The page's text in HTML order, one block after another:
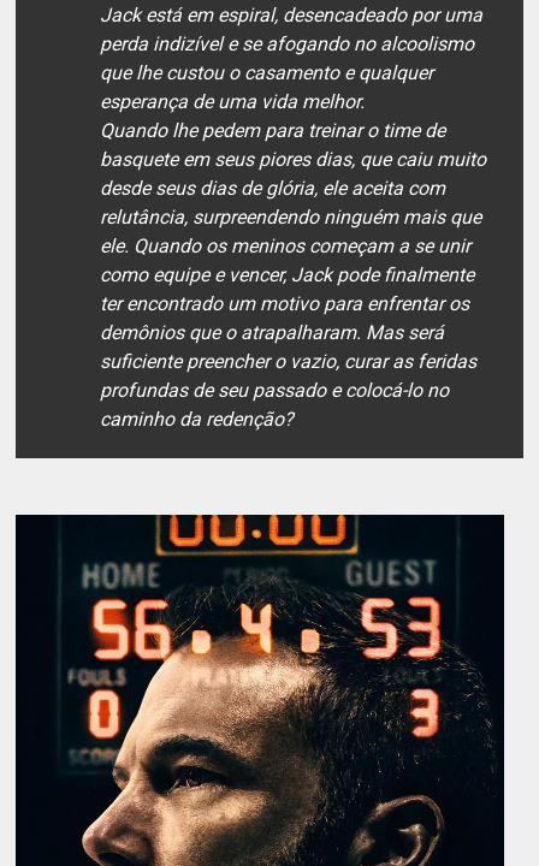
Jack está em espiral, desencadeado por uma
perda indizível e se afogando no alcoolismo
que lhe custou o casamento e qualquer
esperança de uma vida melhor.
Quando lhe pedem para treinar o time de
basquete em seus piores dias, que caiu muito
desde seus dias de glória, ele aceita com
relutância, surpreendendo ninguém mais que
ele. Quando os meninos começam a se unir
como equipe e vencer, Jack pode finalmente
ter encontrado um motivo para enfrentar os
demônios que o atrapalharam. Mas será
suficiente preencher o vazio, curar as feridas
profundas de seu passado e colocá-lo no
caminho da redenção?